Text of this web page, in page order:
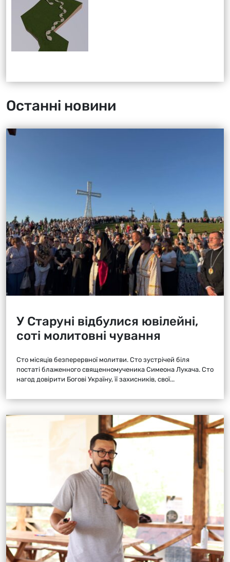
Останні новини
У Старуні відбулися ювілейні,
соті молитовні чування
Сто місяців безперервної молитви. Сто зустрічей біля
постаті блаженного священномученика Симеона Лукача. Сто
нагод довірити Богові Україну, її захисників, свої...